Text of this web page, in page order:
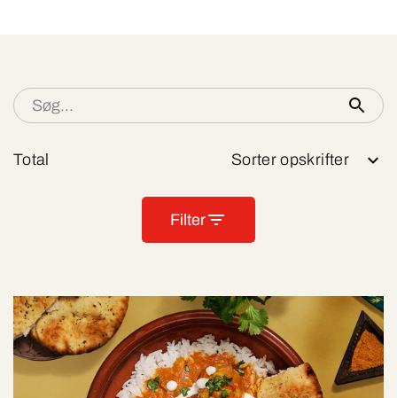
Total Sorter opskrifter
Filter